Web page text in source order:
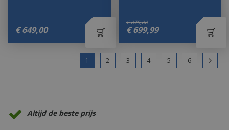
€ 649,00
€ 875,00
€ 699,99
1 2 3 4 5 6
Altijd de beste prijs